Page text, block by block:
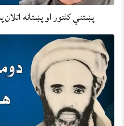
پښتني کلتور او پښتانه